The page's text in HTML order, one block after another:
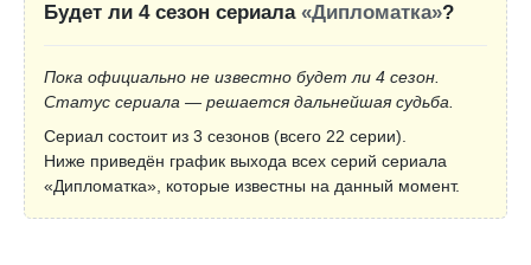
Будет ли 4 сезон сериала «Дипломатка»?
Пока официально не известно будет ли 4 сезон.
Статус сериала — решается дальнейшая судьба.
Сериал состоит из 3 сезонов (всего 22 серии).
Ниже приведён график выхода всех серий сериала
«Дипломатка», которые известны на данный момент.